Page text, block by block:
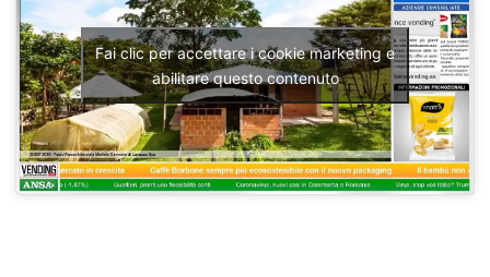
Fai clic per accettare i cookie marketing e
abilitare questo contenuto